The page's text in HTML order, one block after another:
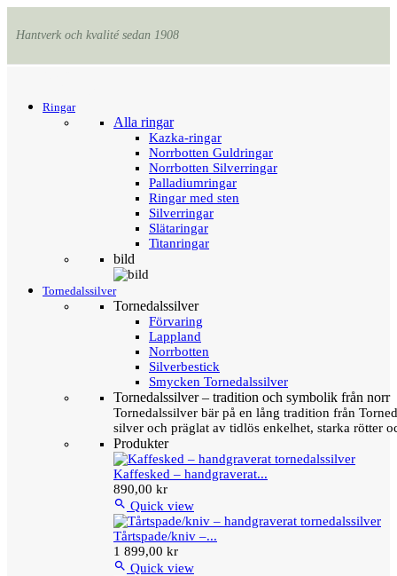
Hantverk och kvalité sedan 1908
Ringar
Alla ringar
Kazka-ringar
Norrbotten Guldringar
Norrbotten Silverringar
Palladiumringar
Ringar med sten
Silverringar
Slätaringar
Titanringar
bild
Tornedalssilver
Tornedalssilver
Förvaring
Lappland
Norrbotten
Silverbestick
Smycken Tornedalssilver
Tornedalssilver – tradition och symbolik från norr
Tornedalssilver bär på en lång tradition från
silver och präglat av tidlös enkelhet, starka rötter
Produkter
Kaffesked – handgraverat...
890,00 kr
 Quick view
Tårtspade/kniv –...
1 899,00 kr
 Quick view